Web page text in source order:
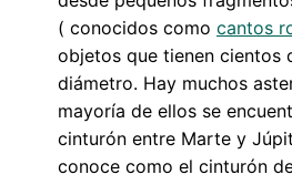
( conocidos como cantos
objetos que tienen cientos
diámetro. Hay muchos
mayoría de ellos se
cinturón entre Marte y
conoce como el cinturón